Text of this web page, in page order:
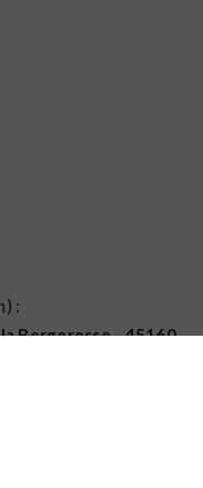
:
Bergeresse - 45160